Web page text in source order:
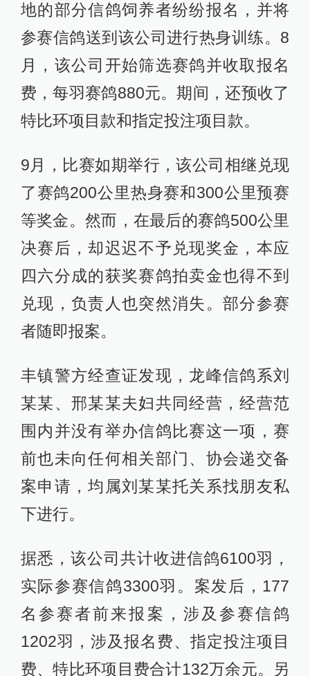
地的部分信鸽饲养者纷纷报名，并将
参赛信鸽送到该公司进行热身训练。8
月，该公司开始筛选赛鸽并收取报名
费，每羽赛鸽880元。期间，还预收了
特比环项目款和指定投注项目款。
9月，比赛如期举行，该公司相继兑现
了赛鸽200公里热身赛和300公里预赛
等奖金。然而，在最后的赛鸽500公里
决赛后，却迟迟不予兑现奖金，本应
四六分成的获奖赛鸽拍卖金也得不到
兑现，负责人也突然消失。部分参赛
者随即报案。
丰镇警方经查证发现，龙峰信鸽系刘
某某、邢某某夫妇共同经营，经营范
围内并没有举办信鸽比赛这一项，赛
前也未向任何相关部门、协会递交备
案申请，均属刘某某托关系找朋友私
下进行。
据悉，该公司共计收进信鸽6100羽，
实际参赛信鸽3300羽。案发后，177
名参赛者前来报案，涉及参赛信鸽
1202羽，涉及报名费、指定投注项目
费、特比环项目费合计132万余元。另